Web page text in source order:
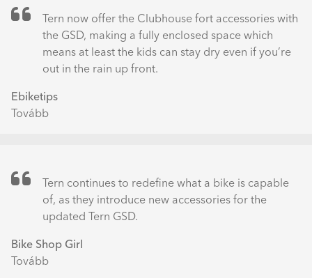
Tern now offer the Clubhouse fort accessories with
the GSD, making a fully enclosed space which
means at least the kids can stay dry even if you’re
out in the rain up front.
Ebiketips
Tovább
going
car-
free)
Tern continues to redefine what a bike is capable
of, as they introduce new accessories for the
updated Tern GSD.
Bike Shop Girl
Tovább